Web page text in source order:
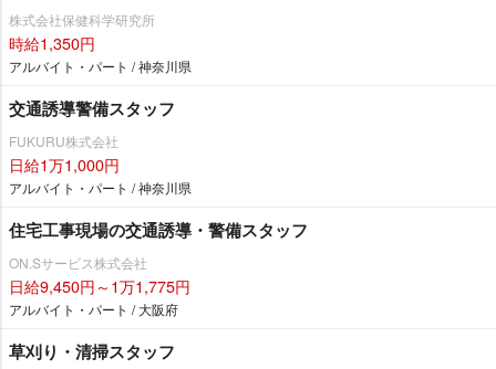
株式会社保健科学研究所
時給1,350円
アルバイト・パート / 神奈川県
交通誘導警備スタッフ
FUKURU株式会社
日給1万1,000円
アルバイト・パート / 神奈川県
住宅工事現場の交通誘導・警備スタッフ
ON.Sサービス株式会社
日給9,450円～1万1,775円
アルバイト・パート / 大阪府
草刈り・清掃スタッフ